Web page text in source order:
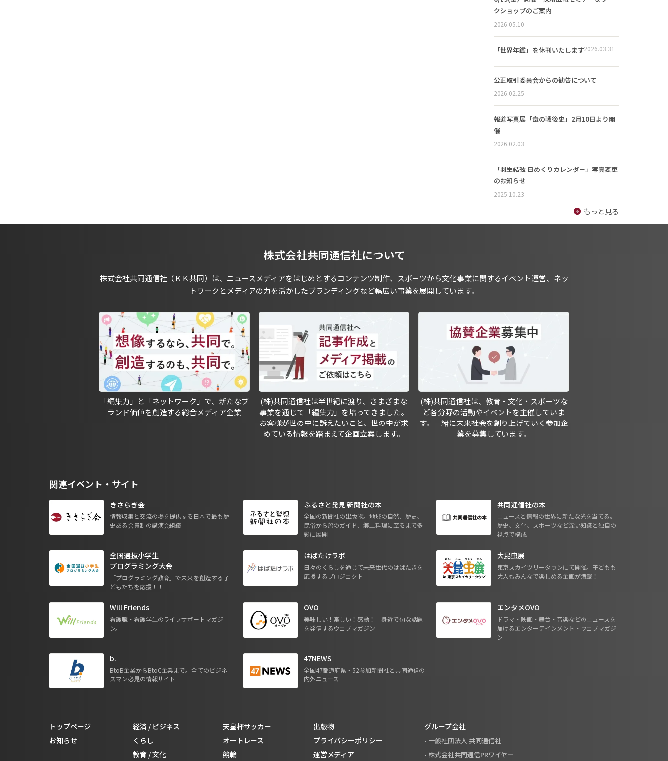
クショップのご案内
2026.05.10
「世界年鑑」を休刊いたします2026.03.31
公正取引委員会からの勧告について
2026.02.25
報道写真展「食の戦後史」2月10日より開
催
2026.02.03
「羽生結弦 日めくりカレンダー」写真変更
のお知らせ
2025.10.23
もっと見る
株式会社共同通信社について
株式会社共同通信社（ＫＫ共同）は、ニュースメディアをはじめとするコンテンツ制作、スポーツから文化事業に関するイベント運営、ネッ
トワークとメディアの力を活かしたブランディングなど幅広い事業を展開しています。
「編集力」と「ネットワーク」で、新たなブ
ランド価値を創造する総合メディア企業
(株)共同通信社は半世紀に渡り、さまざまな
事業を通じて「編集力」を培ってきました。
お客様が世の中に訴えたいこと、世の中が求
めている情報を踏まえて企画立案します。
(株)共同通信社は、教育・文化・スポーツな
ど各分野の活動やイベントを主催していま
す。一緒に未来社会を創り上げていく参加企
業を募集しています。
関連イベント・サイト
きさらぎ会
情報収集と交流の場を提供する日本で最も歴
史ある会員制の講演会組織
ふるさと発見 新聞社の本
全国の新聞社の出版物。地域の自然、歴史、
民俗から旅のガイド、郷土料理に至るまで多
彩に展開
共同通信社の本
ニュースと情報の世界に新たな光を当てる。
歴史、文化、スポーツなど深い知識と独自の
視点で構成
全国選抜小学生
プログラミング大会
「プログラミング教育」で未来を創造する子
どもたちを応援！！
はばたけラボ
日々のくらしを通じて未来世代のはばたきを
応援するプロジェクト
大昆虫展
東京スカイツリータウンにて開催。子どもも
大人もみんなで楽しめる企画が満載！
Will Friends
看護職・看護学生のライフサポートマガジ
ン。
OVO
美味しい！楽しい！感動！ 身近で旬な話題
を発信するウェブマガジン
エンタメOVO
ドラマ・映画・舞台・音楽などのニュースを
届けるエンターテインメント・ウェブマガジ
ン
b.
BtoB企業からBtoC企業まで。全てのビジネ
スマン必見の情報サイト
47NEWS
全国47都道府県・52参加新聞社と共同通信の
内外ニュース
トップページ
お知らせ
経済 / ビジネス
くらし
教育 / 文化
天皇杯サッカー
オートレース
競輪
出版物
プライバシーポリシー
運営メディア
グループ会社
- 一般社団法人 共同通信社
- 株式会社共同通信PRワイヤー